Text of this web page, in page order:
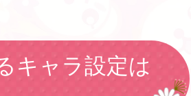
キャラ設定は